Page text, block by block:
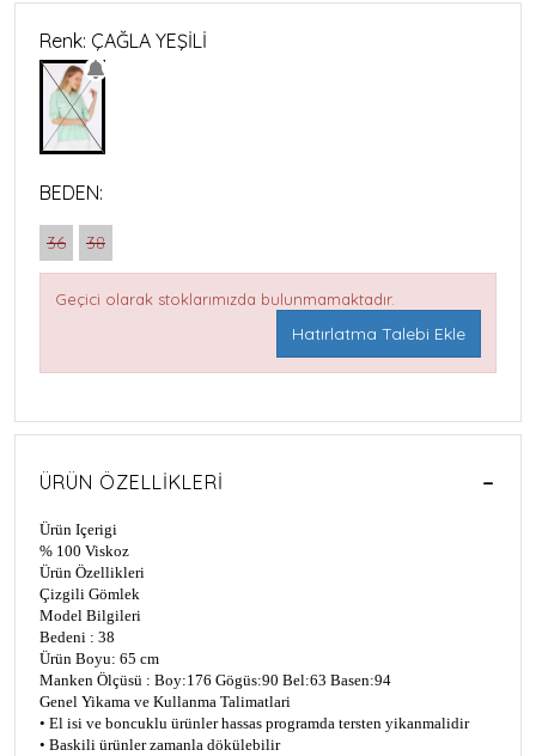
Renk: ÇAĞLA YEŞİLİ
BEDEN:
36 38
Geçici olarak stoklarımızda bulunmamaktadır.
Hatırlatma Talebi Ekle
ÜRÜN ÖZELLIKLERI
Ürün Içerigi
% 100 Viskoz
Ürün Özellikleri
Çizgili Gömlek
Model Bilgileri
Bedeni : 38
Ürün Boyu: 65 cm
Manken Ölçüsü : Boy:176 Gögüs:90 Bel:63 Basen:94
Genel Yikama ve Kullanma Talimatlari
• El isi ve boncuklu ürünler hassas programda tersten yikanmalidir
• Baskili ürünler zamanla dökülebilir